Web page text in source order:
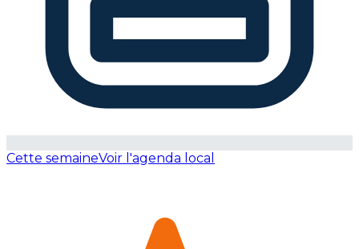
Cette semaineVoir l'agenda local